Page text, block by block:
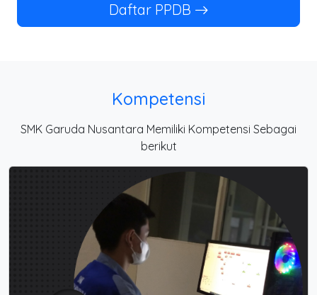
Daftar PPDB
Kompetensi
SMK Garuda Nusantara Memiliki Kompetensi Sebagai
berikut